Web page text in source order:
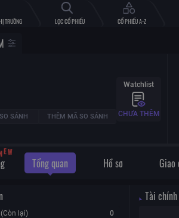
TRƯỜNG LỌC CỔ PHIẾU CỔ PHIẾU A-Z
SÁNH THÊM MÃ SO SÁNH
Watchlist
CHƯA THÊM
EW
Tổng quan Hồ sơ Giao
lại)
0
Tài chính